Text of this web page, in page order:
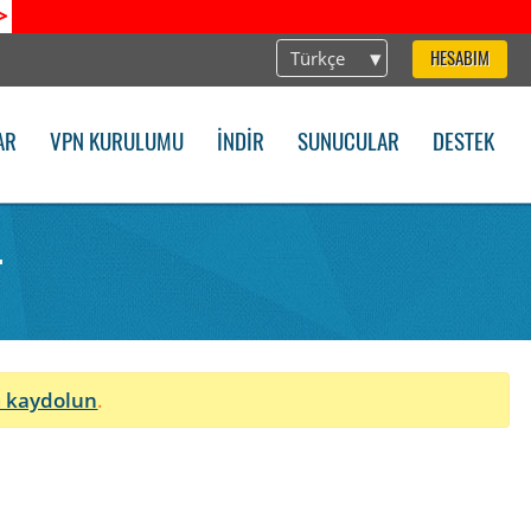
Türkçe HESABIM
VPN KURULUMU İNDIR SUNUCULAR DESTEK
kaydolun.